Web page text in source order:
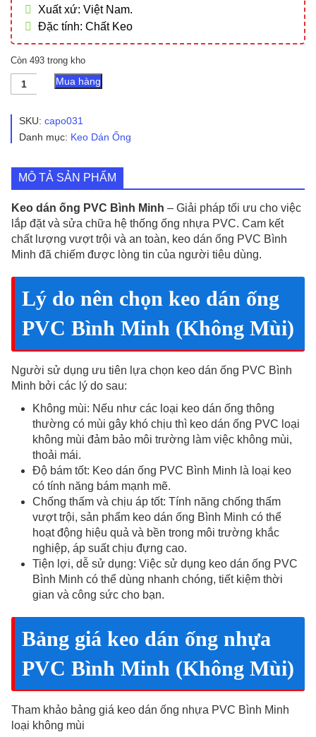
Xuất xứ: Việt Nam.
Đặc tính: Chất Keo
Còn 493 trong kho
Keo
Dán
Nhựa
Bình
(Loại
Không
Mùi)
số
lượng
Mua hàng
SKU: capo031
Danh mục: Keo Dán Ống
MÔ TẢ SẢN PHẨM
Keo dán ống PVC Bình Minh – Giải pháp tối ưu cho việc
lắp đặt và sửa chữa hệ thống ống nhựa PVC. Cam kết
chất lượng vượt trội và an toàn, keo dán ống PVC Bình
Minh đã chiếm được lòng tin của người tiêu dùng.
Lý do nên chọn keo dán ống
PVC Bình Minh (Không Mùi)
Người sử dụng ưu tiên lựa chọn keo dán ống PVC Bình
Minh bởi các lý do sau:
Không mùi: Nếu như các loại keo dán ống thông
thường có mùi gây khó chịu thì keo dán ống PVC loại
không mùi đảm bảo môi trường làm việc không mùi,
thoải mái.
Độ bám tốt: Keo dán ống PVC Bình Minh là loại keo
có tính năng bám mạnh mẽ.
Chống thấm và chịu áp tốt: Tính năng chống thấm
vượt trội, sản phẩm keo dán ống Bình Minh có thể
hoạt động hiệu quả và bền trong môi trường khắc
nghiệp, áp suất chịu đựng cao.
Tiện lợi, dễ sử dụng: Việc sử dụng keo dán ống PVC
Bình Minh có thể dùng nhanh chóng, tiết kiệm thời
gian và công sức cho bạn.
Bảng giá keo dán ống nhựa
PVC Bình Minh (Không Mùi)
Tham khảo bảng giá keo dán ống nhựa PVC Bình Minh
loại không mùi